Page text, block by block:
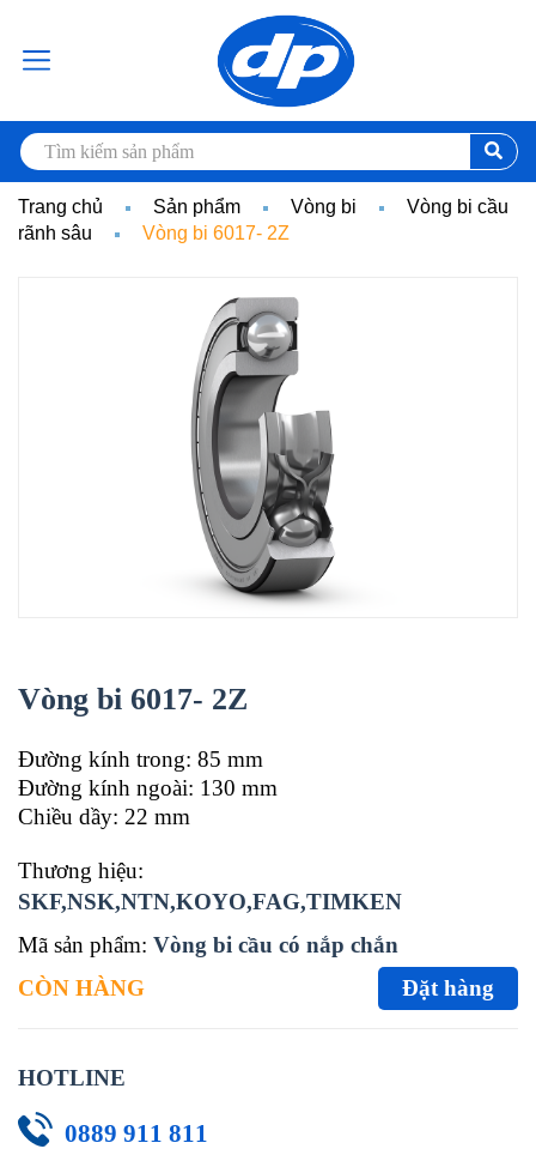
Trang chủ Sản phẩm Vòng bi
Vòng bi cầu
rãnh sâu
Vòng bi 6017- 2Z
Vòng bi 6017- 2Z
Đường kính trong: 85 mm
Đường kính ngoài: 130 mm
Chiều dầy: 22 mm
Thương hiệu:
SKF,NSK,NTN,KOYO,FAG,TIMKEN
Mã sản phẩm: Vòng bi cầu có nắp chắn
CÒN HÀNG
Đặt hàng
HOTLINE
0889 911 811